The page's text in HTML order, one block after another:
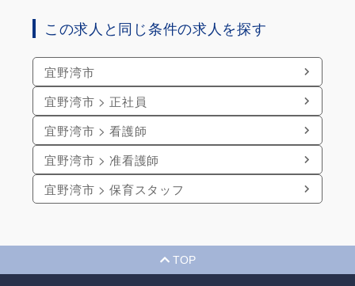
この求人と同じ条件の求人を探す
宜野湾市
宜野湾市 > 正社員
宜野湾市 > 看護師
宜野湾市 > 准看護師
宜野湾市 > 保育スタッフ
TOP